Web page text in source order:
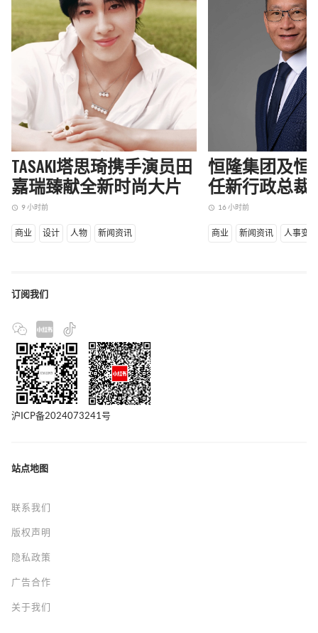
TASAKI塔思琦携手演员田
嘉瑞臻献全新时尚大片
access_time 9 小时前
商业 设计 人物 新闻资讯
恒隆集团及恒
任新行政总裁
access_time 16 小时前
商业 新闻资讯 人事变动
订阅我们
沪ICP备2024073241号
站点地图
联系我们
版权声明
隐私政策
广告合作
关于我们